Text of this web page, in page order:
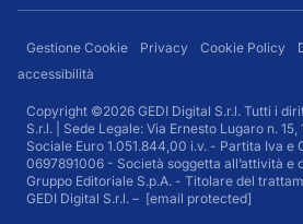
Gestione Cookie Privacy Cookie Policy
accessibilità
Copyright ©2026 GEDI Digital S.r.l. Tutti i
S.r.l. | Sede Legale: Via Ernesto Lugaro n.
Sociale Euro 1.051.844,00 i.v. - Partita Iva e
0697891006 - Società soggetta all’attività e
Gruppo Editoriale S.p.A. - Titolare del
GEDI Digital S.r.l. – [email protected]